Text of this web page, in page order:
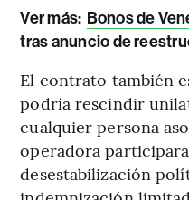
Ver más: Bonos de
tras anuncio de
El contrato también
podría rescindir
cualquier persona
operadora
desestabilización